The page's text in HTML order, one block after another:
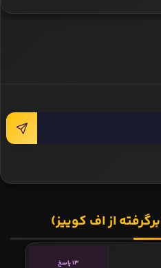
از اف کوییز)
13 پاسخ